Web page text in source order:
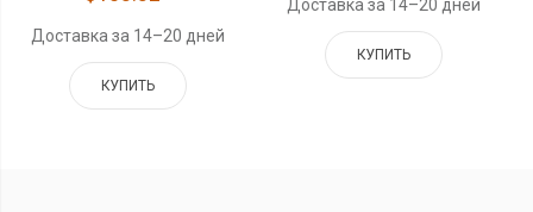
Доставка за 14–20 дней
КУПИТЬ
Доставка за 14–20 дней
КУПИТЬ